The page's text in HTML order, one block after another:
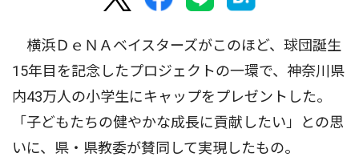
横浜ＤｅＮＡベイスターズがこのほど、球団誕生
15年目を記念したプロジェクトの一環で、神奈川県
内43万人の小学生にキャップをプレゼントした。
「子どもたちの健やかな成長に貢献したい」との思
いに、県・県教委が賛同して実現したもの。